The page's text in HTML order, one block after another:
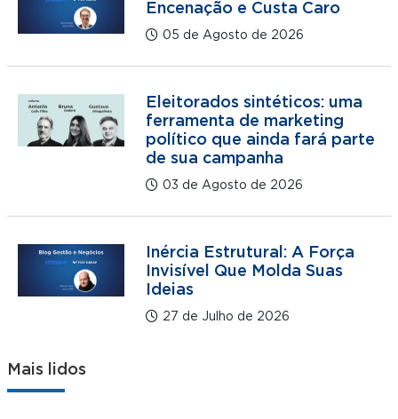
Encenação e Custa Caro
05 de Agosto de 2026
Eleitorados sintéticos: uma
ferramenta de marketing
político que ainda fará parte
de sua campanha
03 de Agosto de 2026
Inércia Estrutural: A Força
Invisível Que Molda Suas
Ideias
27 de Julho de 2026
Mais lidos